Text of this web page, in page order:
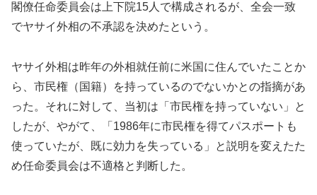
閣僚任命委員会は上下院15人で構成されるが、全会一致
でヤサイ外相の不承認を決めたという。
ヤサイ外相は昨年の外相就任前に米国に住んでいたことか
ら、市民権（国籍）を持っているのでないかとの指摘があ
った。それに対して、当初は「市民権を持っていない」と
したが、やがて、「1986年に市民権を得てパスポートも
使っていたが、既に効力を失っている」と説明を変えたた
め任命委員会は不適格と判断した。